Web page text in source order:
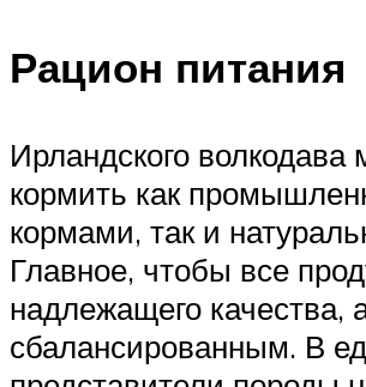
Рацион питания
Ирландского волкодава
кормить как
кормами, так и
Главное, чтобы все
надлежащего качества,
сбалансированным. В